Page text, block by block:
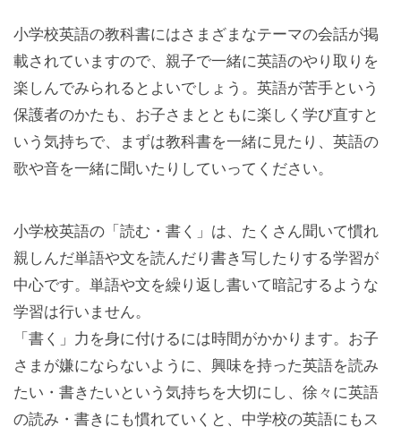
小学校英語の教科書にはさまざまなテーマの会話が掲
載されていますので、親子で一緒に英語のやり取りを
楽しんでみられるとよいでしょう。英語が苦手という
保護者のかたも、お子さまとともに楽しく学び直すと
いう気持ちで、まずは教科書を一緒に見たり、英語の
歌や音を一緒に聞いたりしていってください。
小学校英語の「読む・書く」は、たくさん聞いて慣れ
親しんだ単語や文を読んだり書き写したりする学習が
中心です。単語や文を繰り返し書いて暗記するような
学習は行いません。
「書く」力を身に付けるには時間がかかります。お子
さまが嫌にならないように、興味を持った英語を読み
たい・書きたいという気持ちを大切にし、徐々に英語
の読み・書きにも慣れていくと、中学校の英語にもス